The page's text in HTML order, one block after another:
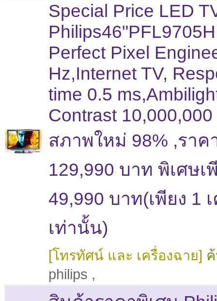
Special Price LED
Philips46"PFL9705H
Perfect Pixel
Hz,Internet TV,
time 0.5
Contrast 10,000,000
สภาพใหม่ 98% ,ราค
129,990 บาท พิเศษเ
49,990 บาท(เพียง 1
เท่านั้น)
[โทรทัศน์ และ เครื่องฉาย]
philips ,